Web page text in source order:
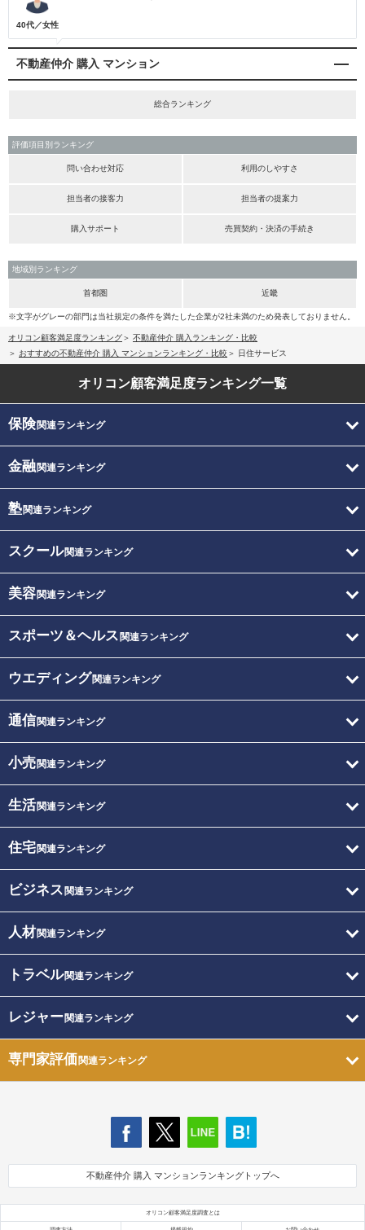
40代／女性
不動産仲介 購入 マンション
総合ランキング
評価項目別ランキング
問い合わせ対応 利用のしやすさ
担当者の接客力 担当者の提案力
購入サポート 売買契約・決済の手続き
地域別ランキング
首都圏 近畿
※文字がグレーの部門は当社規定の条件を満たした企業が2社未満のため発表しておりません。
オリコン顧客満足度ランキング
不動産仲介 購入ランキング・比較
おすすめの不動産仲介 購入 マンションランキング・比較
日住サービス
オリコン顧客満足度ランキング一覧
保険関連ランキング
金融関連ランキング
塾関連ランキング
スクール関連ランキング
美容関連ランキング
スポーツ＆ヘルス 関連ランキング
ウエディング関連ランキング
通信関連ランキング
小売関連ランキング
生活関連ランキング
住宅関連ランキング
ビジネス 関連ランキング
人材関連ランキング
トラベル関連ランキング
レジャー関連ランキング
専門家評価関連ランキング
不動産仲介 購入 マンションランキングトップへ
オリコン顧客満足度調査とは